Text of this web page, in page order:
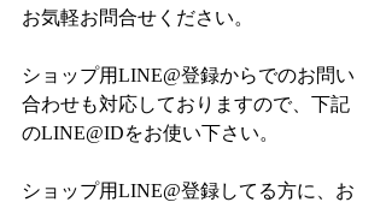
お気軽お問合せください。
ショップ用LINE@登録からでのお問い
合わせも対応しておりますので、下記
のLINE@IDをお使い下さい。
ショップ用LINE@登録してる方に、お